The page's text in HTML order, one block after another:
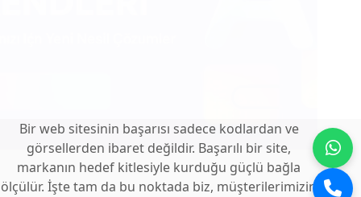
Bir web sitesinin başarısı sadece kodlardan ve
görsellerden ibaret değildir. Başarılı bir site,
markanın hedef kitlesiyle kurduğu güçlü bağla
ölçülür. İşte tam da bu noktada biz, müşterilerimizin